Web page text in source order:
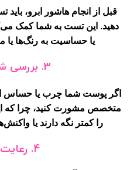
قبل از انجام هاشور ابرو،
دهید. این تست به شما کمک
یا حساسیت به رنگ‌ها یا
3. بررسی
اگر پوست شما چرب یا حساس
متخصص مشورت کنید، چرا که
را کمتر نگه دارند یا
4.